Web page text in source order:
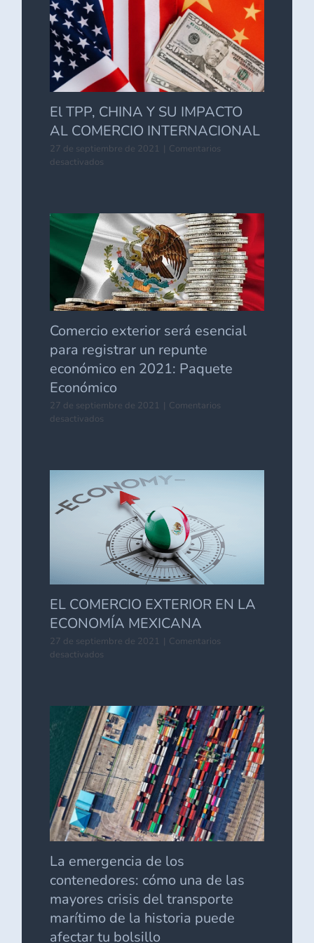
El TPP, CHINA Y SU IMPACTO
AL COMERCIO INTERNACIONAL
27 de septiembre de 2021 | Comentarios
desactivados
Y
SU
IMPACTO
AL
COMERCIO
INTERNACIONAL
Comercio exterior será esencial
para registrar un repunte
económico en 2021: Paquete
Económico
27 de septiembre de 2021 | Comentarios
desactivados
esencial
para
registrar
repunte
económico
en
2021:
Paquete
EL COMERCIO EXTERIOR EN LA
ECONOMÍA MEXICANA
27 de septiembre de 2021 | Comentarios
desactivados
EN
LA
ECONOMÍA
MEXICANA
La emergencia de los
contenedores: cómo una de las
mayores crisis del transporte
marítimo de la historia puede
afectar tu bolsillo